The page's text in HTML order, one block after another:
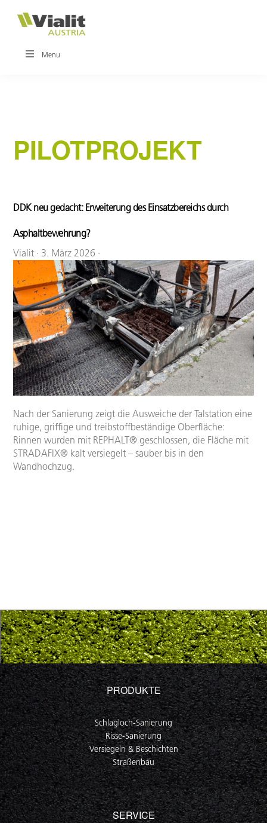
Hauptnavigation
Inhalt
VIALIT
Innovationen
Menu
PILOTPROJEKT
DDK neu gedacht: Erweiterung des Einsatzbereichs durch
Asphaltbewehrung?
Vialit · 3. März 2026 ·
Nach der Sanierung zeigt die Ausweiche der Talstation eine
ruhige, griffige und treibstoffbeständige Oberfläche:
Rinnen wurden mit REPHALT® geschlossen, die Fläche mit
STRADAFIX® kalt versiegelt – sauber bis in den
Wandhochzug.
PRODUKTE
Schlagloch-Sanierung
Risse-Sanierung
Versiegeln & Beschichten
Straßenbau
SERVICE